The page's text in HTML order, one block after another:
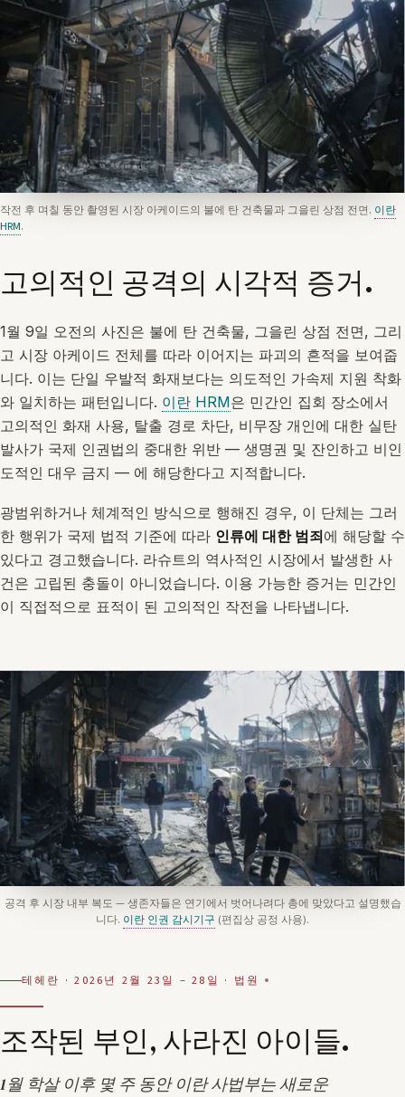
고의적인 공격의 시각적 증거.
1월 9일 오전의 사진은 불에 탄 건축물, 그을린 상점 전면, 그리
고 시장 아케이드 전체를 따라 이어지는 파괴의 흔적을 보여줍
니다. 이는 단일 우발적 화재보다는 의도적인 가속제 지원 착화
와 일치하는 패턴입니다. 이란 HRM은 민간인 집회 장소에서
고의적인 화재 사용, 탈출 경로 차단, 비무장 개인에 대한 실탄
발사가 국제 인권법의 중대한 위반 — 생명권 및 잔인하고 비인
도적인 대우 금지 — 에 해당한다고 지적합니다.
광범위하거나 체계적인 방식으로 행해진 경우, 이 단체는 그러
한 행위가 국제 법적 기준에 따라 인류에 대한 범죄에 해당할 수
있다고 경고했습니다. 라슈트의 역사적인 시장에서 발생한 사
건은 고립된 충돌이 아니었습니다. 이용 가능한 증거는 민간인
이 직접적으로 표적이 된 고의적인 작전을 나타냅니다.
작전 후 며칠 동안 촬영된 시장 아케이드의 불에 탄 건축물과 그을린 상점 전면. 이란
HRM.
공격 후 시장 내부 복도 — 생존자들은 연기에서 벗어나려다 총에 맞았다고 설명했습
니다. 이란 인권 감시기구 (편집상 공정 사용).
테헤란 · 2026년 2월 23일 – 28일 · 법원
조작된 부인, 사라진 아이들.
1월 학살 이후 몇 주 동안 이란 사법부는 새로운